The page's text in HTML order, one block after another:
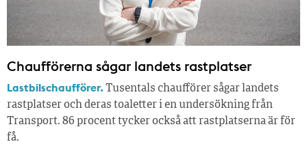
Chaufförerna sågar landets rastplatser
Lastbilschaufförer.Tusentals chaufförer sågar landets
rastplatser och deras toaletter i en undersökning från
Transport. 86 procent tycker också att rastplatserna är för
få.